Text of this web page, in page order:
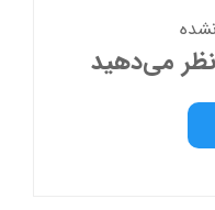
نظر می‌دهید